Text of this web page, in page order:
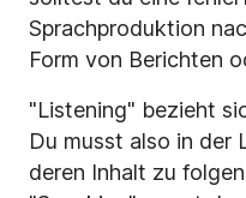
Sprachproduktion
Form von Berichten
"Listening" bezieht
Du musst also in der
deren Inhalt zu